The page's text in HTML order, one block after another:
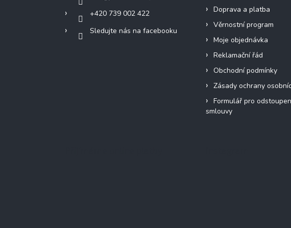
+420 739 002 422
Sledujte nás na facebooku
Doprava a platba
Věrnostní program
Moje objednávka
Reklamační řád
Obchodní podmínky
Zásady ochrany
Formulář pro
smlouvy